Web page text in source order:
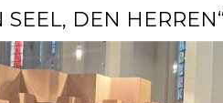
DEN HERREN“